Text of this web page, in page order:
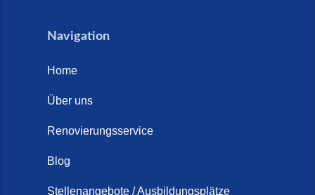
Navigation
Home
Über uns
Renovierungsservice
Blog
Stellenangebote / Ausbildungsplätze